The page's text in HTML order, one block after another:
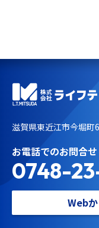
滋賀県東近江市今堀町
お電話でのお問合せ
0748-
Web